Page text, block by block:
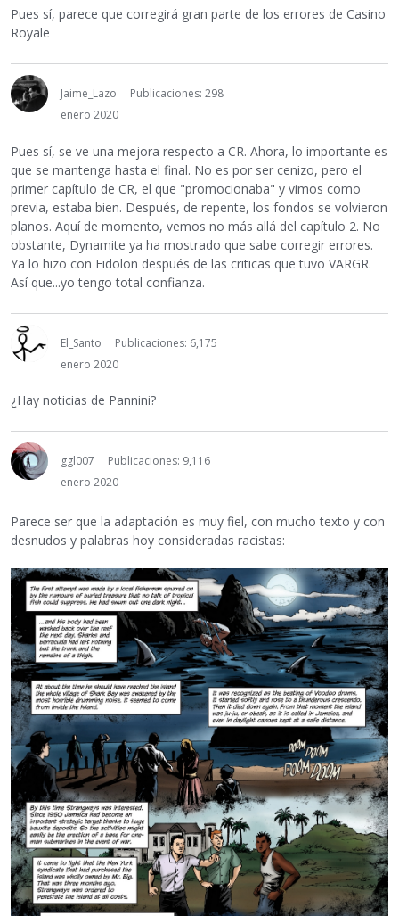
Pues sí, parece que corregirá gran parte de los errores de Casino
Royale
Jaime_Lazo
Publicaciones: 298
enero 2020
Pues sí, se ve una mejora respecto a CR. Ahora, lo importante es
que se mantenga hasta el final. No es por ser cenizo, pero el
primer capítulo de CR, el que "promocionaba" y vimos como
previa, estaba bien. Después, de repente, los fondos se volvieron
planos. Aquí de momento, vemos no más allá del capítulo 2. No
obstante, Dynamite ya ha mostrado que sabe corregir errores.
Ya lo hizo con Eidolon después de las criticas que tuvo VARGR.
Así que...yo tengo total confianza.
El_Santo
Publicaciones: 6,175
enero 2020
¿Hay noticias de Pannini?
ggl007
Publicaciones: 9,116
enero 2020
Parece ser que la adaptación es muy fiel, con mucho texto y con
desnudos y palabras hoy consideradas racistas: